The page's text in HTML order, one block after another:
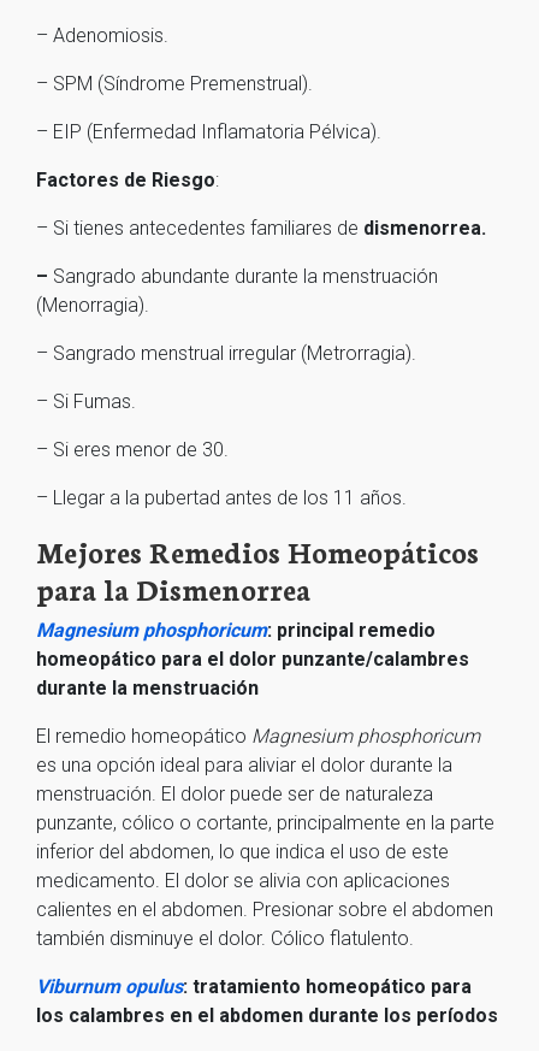
– Adenomiosis.
– SPM (Síndrome Premenstrual).
– EIP (Enfermedad Inflamatoria Pélvica).
Factores de Riesgo:
– Si tienes antecedentes familiares de dismenorrea.
– Sangrado abundante durante la menstruación
(Menorragia).
– Sangrado menstrual irregular (Metrorragia).
– Si Fumas.
– Si eres menor de 30.
– Llegar a la pubertad antes de los 11 años.
Mejores Remedios Homeopáticos
para la Dismenorrea
Magnesium phosphoricum: principal remedio
homeopático para el dolor punzante/calambres
durante la menstruación
El remedio homeopático Magnesium phosphoricum
es una opción ideal para aliviar el dolor durante la
menstruación. El dolor puede ser de naturaleza
punzante, cólico o cortante, principalmente en la parte
inferior del abdomen, lo que indica el uso de este
medicamento. El dolor se alivia con aplicaciones
calientes en el abdomen. Presionar sobre el abdomen
también disminuye el dolor. Cólico flatulento.
Viburnum opulus: tratamiento homeopático para
los calambres en el abdomen durante los períodos